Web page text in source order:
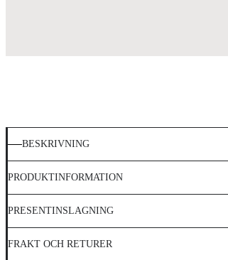
BESKRIVNING
PRODUKTINFORMATION
PRESENTINSLAGNING
FRAKT OCH RETURER